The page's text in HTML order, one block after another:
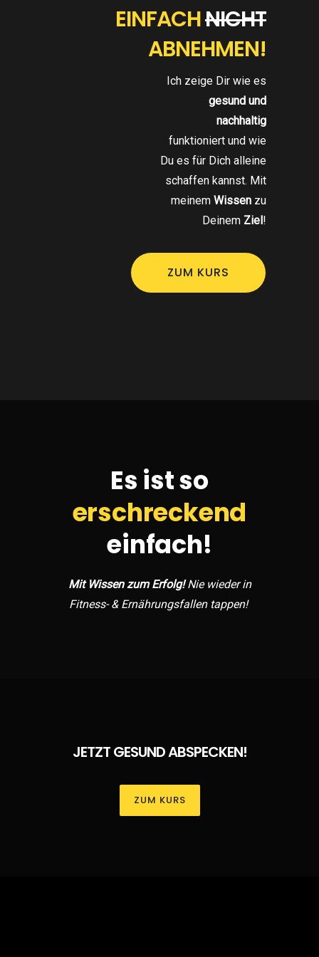
EINFACHNICHT
ABNEHMEN!
Ich zeige Dir wie es
gesund und
nachhaltig
funktioniert und wie
Du es für Dich alleine
schaffen kannst. Mit
meinem Wissen zu
Deinem Ziel!
ZUM KURS
Es ist so
erschreckend
einfach!
Mit Wissen zum Erfolg!Nie wieder in
Fitness- & Ernährungsfallen tappen!
JETZT GESUND ABSPECKEN!
ZUM KURS